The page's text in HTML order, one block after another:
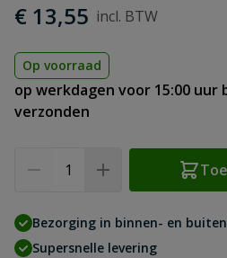
€ 13,55
Op voorraad
op werkdagen voor 15:00 uur
verzonden
Bezorging in binnen- en
Supersnelle levering